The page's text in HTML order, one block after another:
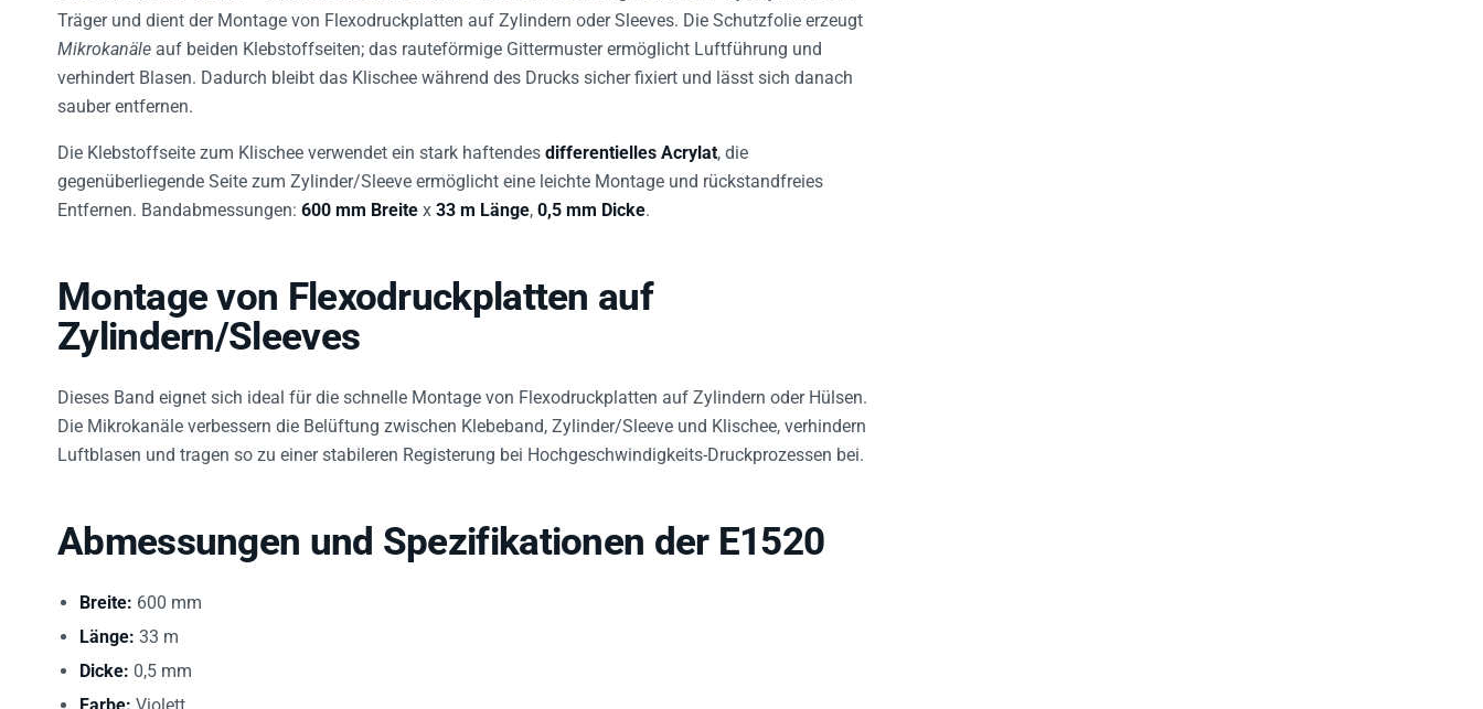
Träger und dient der Montage von Flexodruckplatten auf Zylindern oder Sleeves. Die Schutzfolie erzeugt
Mikrokanäle auf beiden Klebstoffseiten; das rauteförmige Gittermuster ermöglicht Luftführung und
verhindert Blasen. Dadurch bleibt das Klischee während des Drucks sicher fixiert und lässt sich danach
sauber entfernen.
Die Klebstoffseite zum Klischee verwendet ein stark haftendes differentielles Acrylat , die
gegenüberliegende Seite zum Zylinder/Sleeve ermöglicht eine leichte Montage und rückstandfreies
Entfernen. Bandabmessungen: 600 mm Breite x 33 m Länge 0,5 mm Dicke
Montage von Flexodruckplatten auf
Zylindern/Sleeves
Dieses Band eignet sich ideal für die schnelle Montage von Flexodruckplatten auf Zylindern oder Hülsen.
Die Mikrokanäle verbessern die Belüftung zwischen Klebeband, Zylinder/Sleeve und Klischee, verhindern
Luftblasen und tragen so zu einer stabileren Registerung bei Hochgeschwindigkeits-Druckprozessen bei.
Abmessungen und Spezifikationen der E1520
Breite: 600 mm
Länge: 33 m
Dicke: 0,5 mm
Farbe: Violett